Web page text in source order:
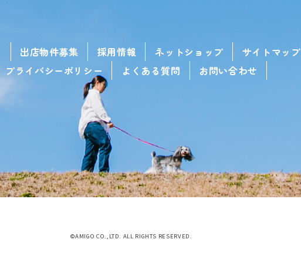
出店物件募集 採用情報 ネットショップ
サイトマップ
プライバシーポリシー
よくある質問 お問い合わせ
©AMIGO CO.,LTD. ALL RIGHTS RESERVED.